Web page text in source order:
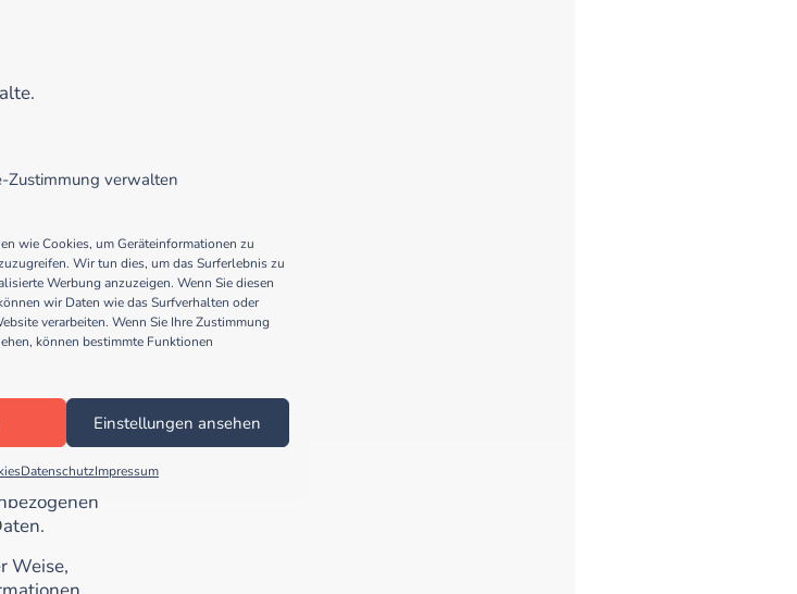
Zustimmung verwalten
wie Cookies, um Geräteinformationen zu
Wir tun dies, um das Surferlebnis zu
Werbung anzuzeigen. Wenn Sie diesen
wir Daten wie das Surfverhalten oder
verarbeiten. Wenn Sie Ihre Zustimmung
können bestimmte Funktionen
Einstellungen ansehen
DatenschutzImpressum
beziehen;
zu einem
der
Weise,